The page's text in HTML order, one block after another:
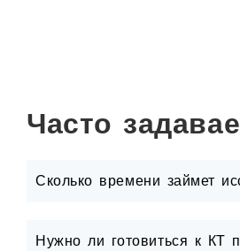
Часто
Сколько времени займет
Нужно ли готовиться к КТ